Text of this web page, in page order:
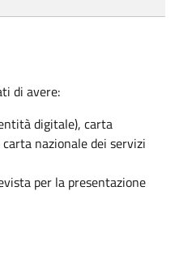
di avere:
digitale), carta
nazionale dei servizi
per la presentazione